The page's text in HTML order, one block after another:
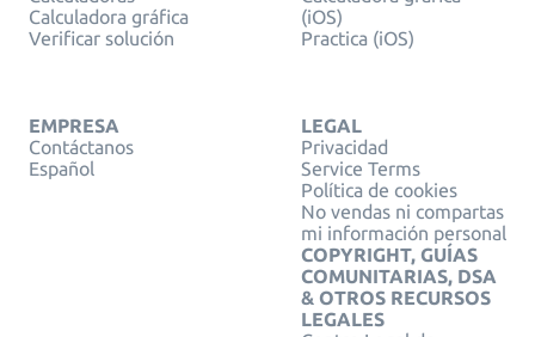
Calculadora gráfica
Verificar solución
(iOS)
Practica (iOS)
EMPRESA
Contáctanos
Español
LEGAL
Privacidad
Service Terms
Política de cookies
No vendas ni compartas
mi información personal
COPYRIGHT, GUÍAS
COMUNITARIAS, DSA
& OTROS RECURSOS
LEGALES